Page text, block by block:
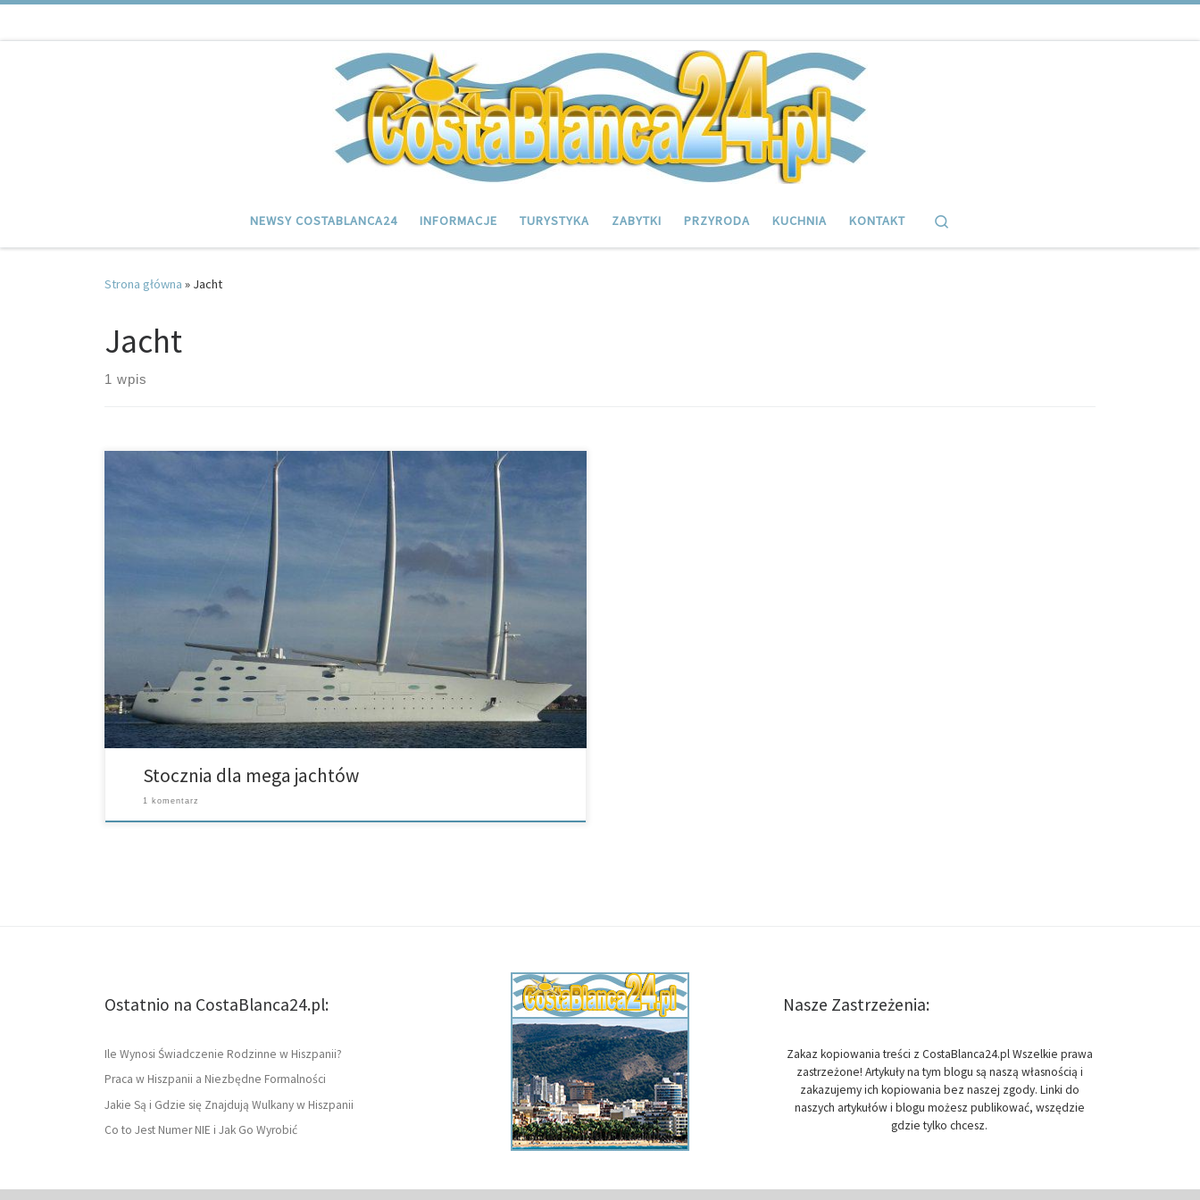
NEWSY COSTABLANCA24 INFORMACJE TURYSTYKA ZABYTKI PRZYRODA KUCHNIA KONTAKT
Strona główna » Jacht
Jacht
1 wpis
Cartagena – Navantia dokonuje inspekcji i naprawia statki bogaczy w Cartagenie.
Tymczasowo kilkanaście największych jachtów świata jest zacumowanych w porcie w
Cartagenie – jak podaje gazeta „La Verdad”. Statki te […]
Stocznia dla mega jachtów
1 komentarz
Ostatnio na CostaBlanca24.pl:
Ile Wynosi Świadczenie Rodzinne w Hiszpanii?
Praca w Hiszpanii a Niezbędne Formalności
Jakie Są i Gdzie się Znajdują Wulkany w Hiszpanii
Co to Jest Numer NIE i Jak Go Wyrobić
Nasze Zastrzeżenia:
Zakaz kopiowania treści z CostaBlanca24.pl Wszelkie prawa
zastrzeżone! Artykuły na tym blogu są naszą własnością i
zakazujemy ich kopiowania bez naszej zgody. Linki do
naszych artykułów i blogu możesz publikować, wszędzie
gdzie tylko chcesz.